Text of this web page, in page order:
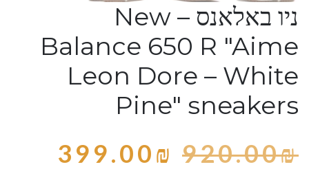
ניו באלאנס – New
Balance 650 R "Aime
Leon Dore – White
Pine" sneakers
920.00₪
399.00₪